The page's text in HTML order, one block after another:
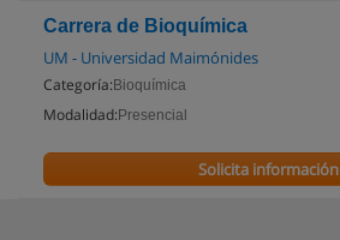
Carrera de Bioquímica
UM - Universidad Maimónides
Categoría: Bioquímica
Modalidad: Presencial
Solicita información